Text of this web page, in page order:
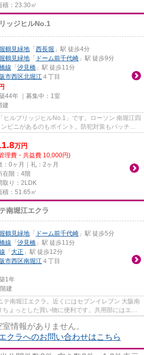
積：23.30㎡
ッジヒルNo.1
鶴見緑地 「 西長堀 」駅 徒歩4分
鶴見緑地 「 ドーム前千代崎 」駅 徒歩9分
線 「 汐見橋 」駅 徒歩11分
市西区北堀江 ４丁目
44年 ｜募集中： 1室
建
ヒルブリッジヒルNo.1」です。ローソン 南堀江四
ビニがあるのもポイント。防犯対策もバッチリ
万円
理費・共益費 10,000円)
：0ヶ月｜礼：2ヶ月
在階：4階
取り：2LDK
積：51.65㎡
南堀江エクラ
鶴見緑地 「 ドーム前千代崎 」駅 徒歩5分
線 「 汐見橋 」駅 徒歩11分
「 大正 」駅 徒歩12分
市西区南堀江 ４丁目
1年
建
テ南堀江エクラ。近くにはセブンイレブン 大阪南
ょっとした買い物に便利です。共用部にはエレ
情報がありません。
クラへのお問い合わせはこちら